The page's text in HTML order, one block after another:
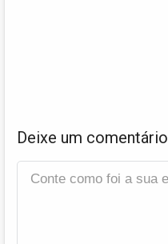
Deixe um comentário